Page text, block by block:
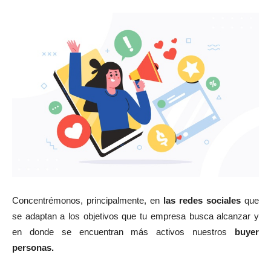
Concentrémonos, principalmente, en las redes sociales que
se adaptan a los objetivos que tu empresa busca alcanzar y
en donde se encuentran más activos nuestros buyer
personas.